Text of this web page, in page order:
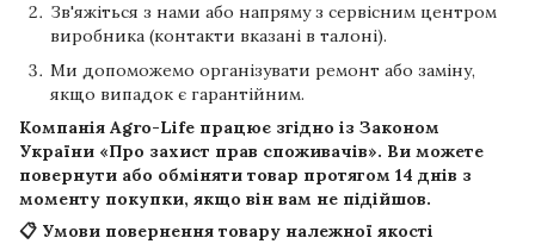
Зв'яжіться з нами або напряму з сервісним центром
виробника (контакти вказані в талоні).
Ми допоможемо організувати ремонт або заміну,
якщо випадок є гарантійним.
Компанія Agro-Life працює згідно із Законом
України «Про захист прав споживачів». Ви можете
повернути або обміняти товар протягом 14 днів з
моменту покупки, якщо він вам не підійшов.
📋 Умови повернення товару належної якості